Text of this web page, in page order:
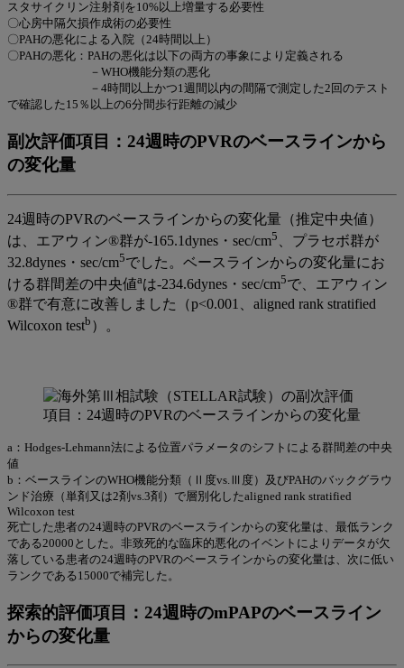
スタサイクリン注射剤を10%以上増量する必要性
〇心房中隔欠損作成術の必要性
〇PAHの悪化による入院（24時間以上）
〇PAHの悪化：PAHの悪化は以下の両方の事象により定義される
－WHO機能分類の悪化
－4時間以上かつ1週間以内の間隔で測定した2回のテスト
で確認した15％以上の6分間歩行距離の減少
副次評価項目：24週時のPVRのベースラインから
の変化量
24週時のPVRのベースラインからの変化量（推定中央値）
は、エアウィン®群が-165.1dynes・sec/cm5
、プラセボ群が
32.8dynes・sec/cm5でした。ベースラインからの変化量にお
ける群間差の中央値aは-234.6dynes・sec/cm5で、エアウィン
®群で有意に改善しました（p<0.001、aligned rank stratified
Wilcoxon testb ）。
a：Hodges-Lehmann法による位置パラメータのシフトによる群間差の中央
値
b：ベースラインのWHO機能分類（Ⅱ度vs.Ⅲ度）及びPAHのバックグラウ
ンド治療（単剤又は2剤vs.3剤）で層別化したaligned rank stratified
Wilcoxon test
死亡した患者の24週時のPVRのベースラインからの変化量は、最低ランク
である20000とした。非致死的な臨床的悪化のイベントによりデータが欠
落している患者の24週時のPVRのベースラインからの変化量は、次に低い
ランクである15000で補完した。
探索的評価項目：24週時のmPAPのベースライン
からの変化量